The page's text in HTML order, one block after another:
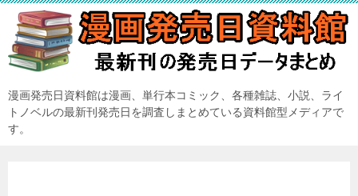
漫画発売日資料館は漫画、単行本コミック、各種雑誌、小説、ライ
トノベルの最新刊発売日を調査しまとめている資料館型メディアで
す。